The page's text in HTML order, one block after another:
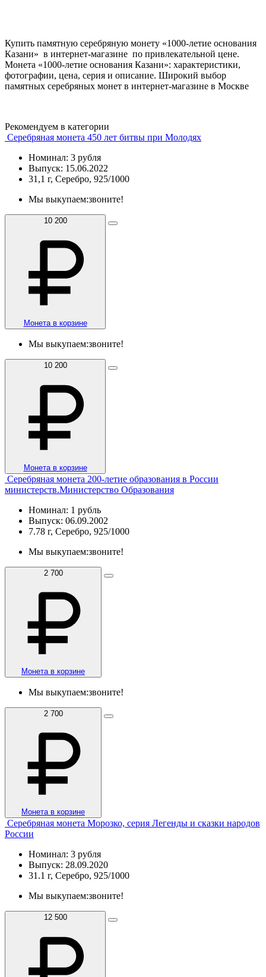
Купить памятную серебряную монету «1000-летие основания
Казани» в интернет-магазине по привлекательной цене.
Монета «1000-летие основания Казани»: характеристики,
фотографии, цена, серия и описание. Широкий выбор
памятных серебряных монет в интернет-магазине в Москве
Рекомендуем в категории
Серебряная монета 450 лет битвы при Молодях
Номинал: 3 рубля
Выпуск: 15.06.2022
31,1 г, Серебро, 925/1000
Мы выкупаем:звоните!
10 200
Монета в корзине
Мы выкупаем:звоните!
10 200
Монета в корзине
Серебряная монета 200-летие образования в России
министерств.Министерство Образования
Номинал: 1 рубль
Выпуск: 06.09.2002
7.78 г, Серебро, 925/1000
Мы выкупаем:звоните!
2 700
Монета в корзине
Мы выкупаем:звоните!
2 700
Монета в корзине
Серебряная монета Морозко, серия Легенды и сказки народов
России
Номинал: 3 рубля
Выпуск: 28.09.2020
31.1 г, Серебро, 925/1000
Мы выкупаем:звоните!
12 500